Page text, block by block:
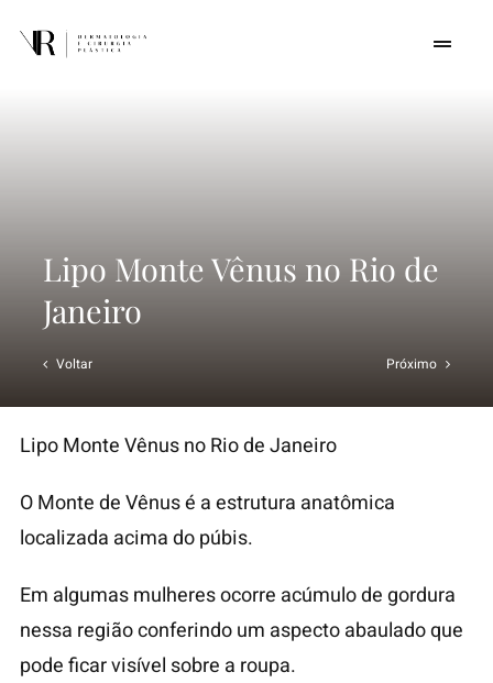
Toggle
Cursos
Contato
Lipo Monte Vênus no Rio de
Janeiro
Voltar Próximo
Lipo Monte Vênus no Rio de Janeiro
O Monte de Vênus é a estrutura anatômica
localizada acima do púbis.
Em algumas mulheres ocorre acúmulo de gordura
nessa região conferindo um aspecto abaulado que
pode ficar visível sobre a roupa.